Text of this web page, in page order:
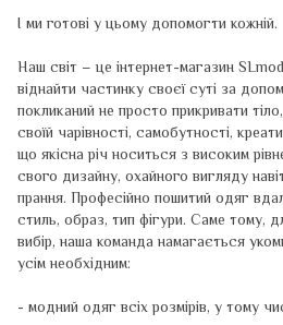
І ми готові у цьому допомогти кожній.
Наш світ – це інтернет-магазин
віднайти частинку своєї суті за
покликаний не просто прикривати
своїй чарівності, самобутності,
що якісна річ носиться з високим
свого дизайну, охайного вигляду
прання. Професійно пошитий одяг
стиль, образ, тип фігури. Саме тому,
вибір, наша команда намагається
усім необхідним:
- модний одяг всіх розмірів, у тому